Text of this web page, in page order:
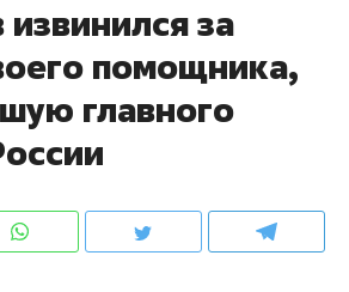
за
помощника,
главного